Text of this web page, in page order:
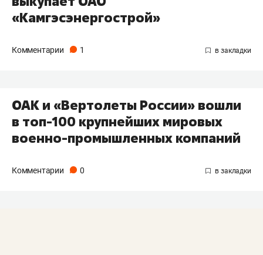
«Камгэсэнергострой»
Комментарии 1
ОАК и «Вертолеты России» вошли
в топ-100 крупнейших мировых
военно-промышленных компаний
Комментарии 0